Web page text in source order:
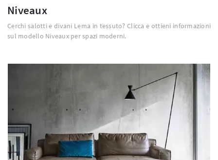
Niveaux
Cerchi salotti e divani Lema in tessuto? Clicca e ottieni informazioni
sul modello Niveaux per spazi moderni.